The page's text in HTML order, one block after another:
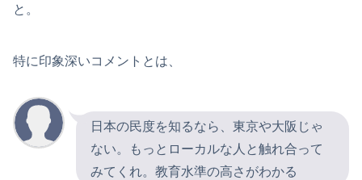
と。
特に印象深いコメントとは、
日本の民度を知るなら、東京や大阪じゃ
ない。もっとローカルな人と触れ合って
みてくれ。教育水準の高さがわかる